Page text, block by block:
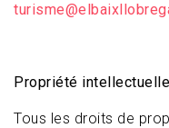
Propriété
Tous les droits de